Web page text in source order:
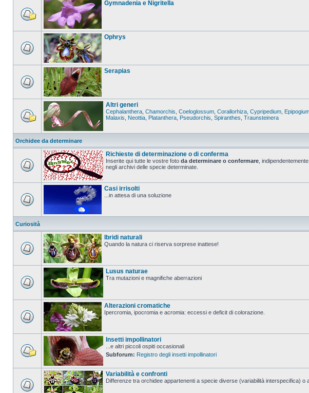
Gymnadenia e Nigritella
Ophrys
Serapias
Altri generi
Cephalanthera Chamorchis Coeloglossum Corallorhiza Cypripedium
Malaxis
Neottia Platanthera Pseudorchis Spiranthes Traunsteinera
Orchidee da determinare
Richieste di determinazione o di conferma
Inserite qui tutte le vostre foto da determinare o confermare ,
negli archivi delle specie determinate.
Casi irrisolti
...in attesa di una soluzione
Curiosità
Ibridi naturali
Quando la natura ci riserva sorprese inattese!
Lusus naturae
Tra mutazioni e magnifiche aberrazioni
Alterazioni cromatiche
Ipercromia, ipocromia e acromia: eccessi e deficit di colorazione.
Insetti impollinatori
...e altri piccoli ospiti occasionali
Subforum: Registro degli insetti impollinatori
Variabilità e confronti
Differenze tra orchidee appartenenti a specie diverse (variabilità interspecifica)